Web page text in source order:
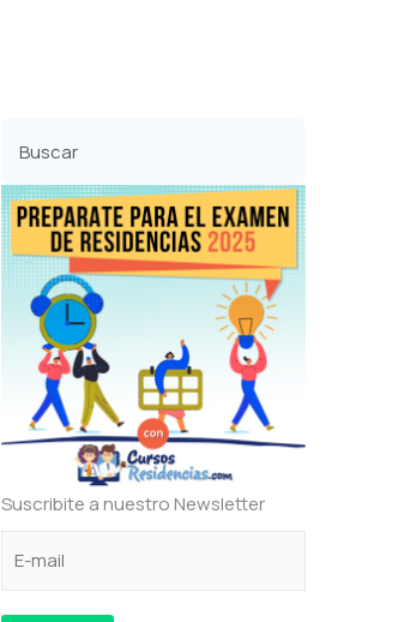
Suscribite a nuestro Newsletter